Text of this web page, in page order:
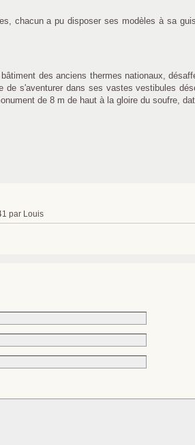
chacun a pu disposer ses modèles à sa
des anciens thermes nationaux,
de s'aventurer dans ses vastes vestibules
de 8 m de haut à la gloire du soufre,
par Louis